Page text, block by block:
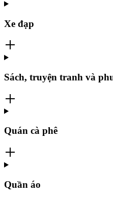
Xe đạp
Sách, truyện tranh và
Quán cà phê
Quần áo